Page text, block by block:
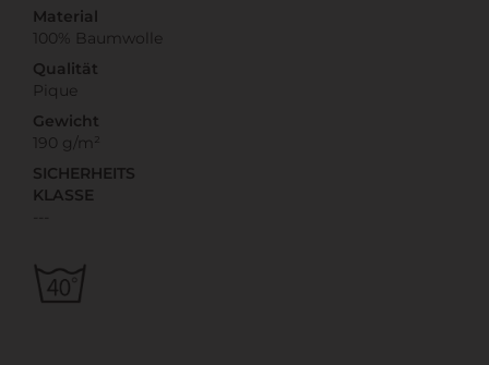
Material
100% Baumwolle
Qualität
Pique
Gewicht
190 g/m²
SICHERHEITS
KLASSE